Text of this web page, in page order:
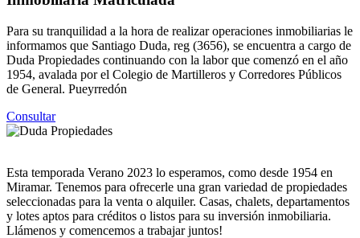
Para su tranquilidad a la hora de realizar operaciones inmobiliarias le
informamos que Santiago Duda, reg (3656), se encuentra a cargo de
Duda Propiedades continuando con la labor que comenzó en el año
1954, avalada por el Colegio de Martilleros y Corredores Públicos
de General. Pueyrredón
Consultar
Esta temporada Verano 2023 lo esperamos, como desde 1954 en
Miramar. Tenemos para ofrecerle una gran variedad de propiedades
seleccionadas para la venta o alquiler. Casas, chalets, departamentos
y lotes aptos para créditos o listos para su inversión inmobiliaria.
Llámenos y comencemos a trabajar juntos!